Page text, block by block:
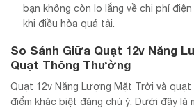
bạn không còn lo lắng về chi phí
khi điều hòa quá tải.
So Sánh Giữa Quạt 12v Năng
Quạt Thông Thường
Quạt 12v Năng Lượng Mặt Trời và
điểm khác biệt đáng chú ý. Dưới đây là